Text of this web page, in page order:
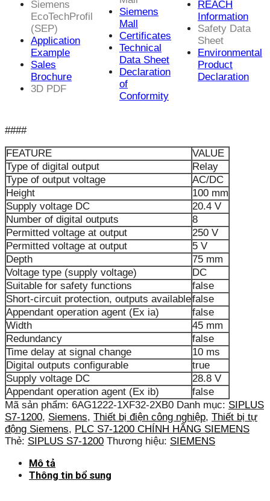
Siemens
EcoTechProfil
(SEP)
Application
Example
Sales
Brochure
3D PDF
Siemens
Mall
Certificates
Technical
Data Sheet
Declaration
of
Conformity
REACH
Information
Safety Data
Sheet
Environmental
Product
Declaration
####
FEATURE
VALUE
Type of digital output
Relay
Type of output voltage
AC/DC
Height
100 mm
Supply voltage DC
20.4 V
Number of digital outputs
8
Permitted voltage at output
250 V
Permitted voltage at output
5 V
Depth
75 mm
Voltage type (supply voltage)
DC
Suitable for safety functions
false
Short-circuit protection, outputs availablefalse
Appendant operation agent (Ex ia)
false
Width
45 mm
Redundancy
false
Time delay at signal change
10 ms
Digital outputs configurable
true
Supply voltage DC
28.8 V
Appendant operation agent (Ex ib)
false
Mã sản phẩm: 6AG1222-1XF32-2XB0 Danh mục: SIPLUS
S7-1200, Siemens, Thiết bị điện công nghiệp, Thiết bị tự
động Siemens, PLC S7-1200 CHÍNH HÃNG SIEMENS
Thẻ: SIPLUS S7-1200 Thương hiệu: SIEMENS
Mô tả
Thông tin bổ sung